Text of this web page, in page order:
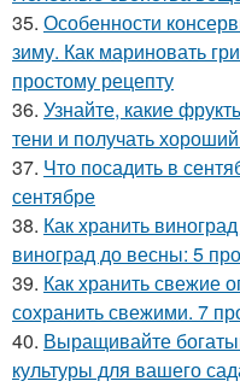
35. Особенности
зиму. Как мариновать
простому рецепту
36. Узнайте, какие
тени и получать
37. Что посадить в
сентябре
38. Как хранить
виноград до весны: 5
39. Как хранить свежие
сохранить свежими. 7
40. Выращивайте
культуры для вашего